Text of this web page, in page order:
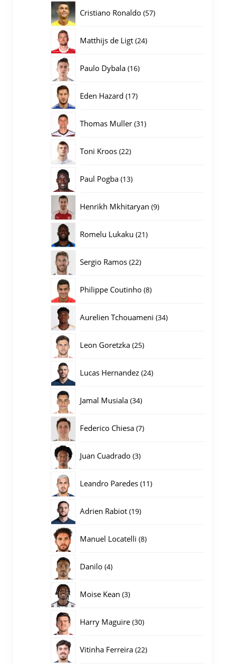
Cristiano Ronaldo 5757
Matthijs de Ligt 2424
Paulo Dybala 1616
Eden Hazard 1717
Thomas Muller 3131
Toni Kroos 2222
Paul Pogba 1313
Henrikh Mkhitaryan 99
Romelu Lukaku 2121
Sergio Ramos 2222
Philippe Coutinho 88
Aurelien Tchouameni 3434
Leon Goretzka 2525
Lucas Hernandez 2424
Jamal Musiala 3434
Federico Chiesa 77
Juan Cuadrado 33
Leandro Paredes 1111
Adrien Rabiot 1919
Manuel Locatelli 88
Danilo 44
Moise Kean 33
Harry Maguire 3030
Vitinha Ferreira 2222